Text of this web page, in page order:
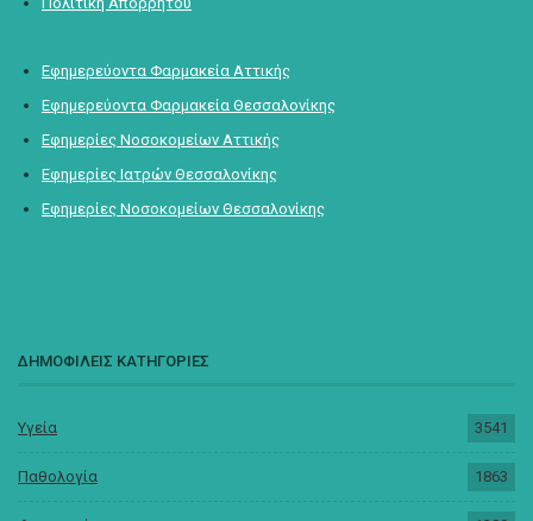
Εφημερεύοντα Φαρμακεία Αττικής
Εφημερεύοντα Φαρμακεία Θεσσαλονίκης
Εφημερίες Νοσοκομείων Αττικής
Εφημερίες Ιατρών Θεσσαλονίκης
Εφημερίες Νοσοκομείων Θεσσαλονίκης
ΔΗΜΟΦΙΛΕΙΣ ΚΑΤΗΓΟΡΙΕΣ
Υγεία 3541
Παθολογία 1863